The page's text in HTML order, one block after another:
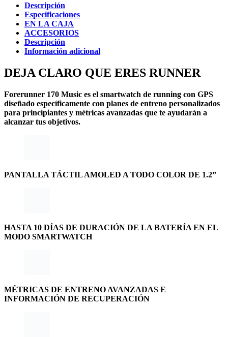
Descripción
Especificaciones
EN LA CAJA
ACCESORIOS
Descripción
Información adicional
DEJA CLARO QUE ERES RUNNER
Forerunner 170 Music es el smartwatch de running con GPS
diseñado específicamente con planes de entreno personalizados
para principiantes y métricas avanzadas que te ayudarán a
alcanzar tus objetivos.
PANTALLA TÁCTIL AMOLED A TODO COLOR DE 1.2”
HASTA 10 DÍAS DE DURACIÓN DE LA BATERÍA EN EL
MODO SMARTWATCH
MÉTRICAS DE ENTRENO AVANZADAS E
INFORMACIÓN DE RECUPERACIÓN